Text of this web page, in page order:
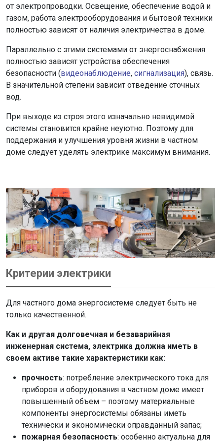
от электропроводки. Освещение, обеспечение водой и
газом, работа электрооборудования и бытовой техники
полностью зависят от наличия электричества в доме.
Параллельно с этими системами от энергоснабжения
полностью зависят устройства обеспечения
безопасности (видеонаблюдение, сигнализация), связь.
В значительной степени зависит отведение сточных
вод.
При выходе из строя этого изначально невидимой
системы становится крайне неуютно. Поэтому для
поддержания и улучшения уровня жизни в частном
доме следует уделять электрике максимум внимания.
Критерии электрики
Для частного дома энергосистеме следует быть не
только качественной.
Как и другая долговечная и безаварийная
инженерная система, электрика должна иметь в
своем активе такие характеристики как:
прочность: потребление электрического тока для
приборов и оборудования в частном доме имеет
повышенный объем – поэтому материальные
компоненты энергосистемы обязаны иметь
технически и экономически оправданный запас;
пожарная безопасность: особенно актуальна для